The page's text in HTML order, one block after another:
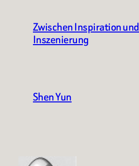
Zwischen Inspiration und
Inszenierung
Shen Yun